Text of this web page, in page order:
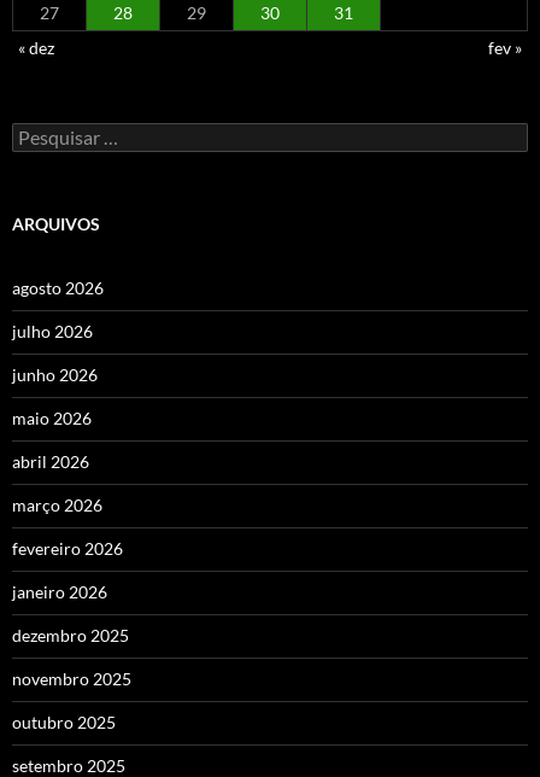
27
28 29 30
31
« dez
fev »
Pesquisar
por:
ARQUIVOS
agosto 2026
julho 2026
junho 2026
maio 2026
abril 2026
março 2026
fevereiro 2026
janeiro 2026
dezembro 2025
novembro 2025
outubro 2025
setembro 2025